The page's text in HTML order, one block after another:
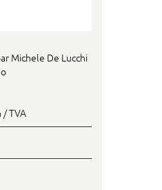
Michele De Lucchi
/ TVA